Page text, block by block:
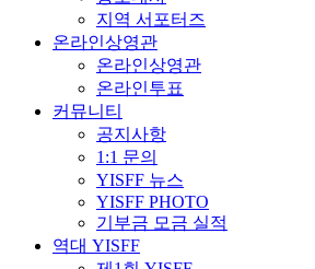
지역 서포터즈
온라인상영관
온라인상영관
온라인투표
커뮤니티
공지사항
1:1 문의
YISFF 뉴스
YISFF PHOTO
기부금 모금 실적
역대 YISFF